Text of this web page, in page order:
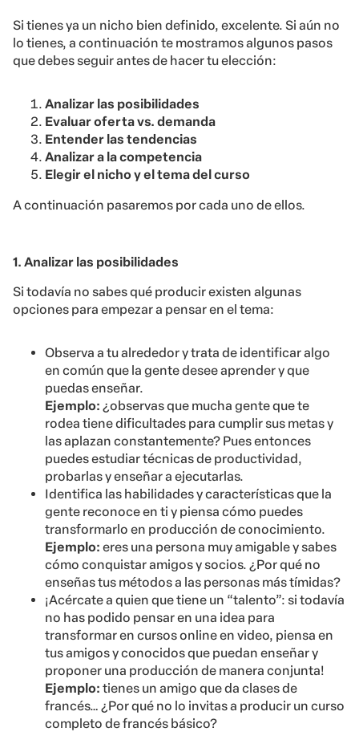
Si tienes ya un nicho bien definido, excelente. Si aún no
lo tienes, a continuación te mostramos algunos pasos
que debes seguir antes de hacer tu elección:
Analizar las posibilidades
Evaluar oferta vs. demanda
Entender las tendencias
Analizar a la competencia
Elegir el nicho y el tema del curso
A continuación pasaremos por cada uno de ellos.
1. Analizar las posibilidades
Si todavía no sabes qué producir existen algunas
opciones para empezar a pensar en el tema:
Observa a tu alrededor y trata de identificar algo
en común que la gente desee aprender y que
puedas enseñar.
Ejemplo: ¿observas que mucha gente que te
rodea tiene dificultades para cumplir sus metas y
las aplazan constantemente? Pues entonces
puedes estudiar técnicas de productividad,
probarlas y enseñar a ejecutarlas.
Identifica las habilidades y características que la
gente reconoce en ti y piensa cómo puedes
transformarlo en producción de conocimiento.
Ejemplo: eres una persona muy amigable y sabes
cómo conquistar amigos y socios. ¿Por qué no
enseñas tus métodos a las personas más tímidas?
¡Acércate a quien que tiene un “talento”: si todavía
no has podido pensar en una idea para
transformar en cursos online en video, piensa en
tus amigos y conocidos que puedan enseñar y
proponer una producción de manera conjunta!
Ejemplo: tienes un amigo que da clases de
francés… ¿Por qué no lo invitas a producir un curso
completo de francés básico?